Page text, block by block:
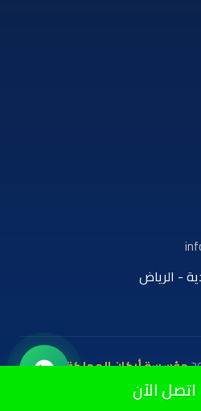
- الرياض
مؤسسة أركان المملكة للعوازل
اتصل الآن